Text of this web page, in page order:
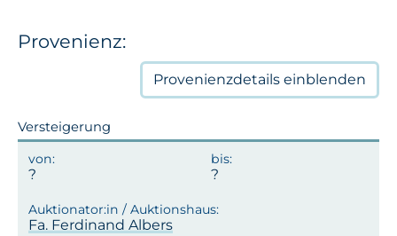
Provenienz:
Provenienzdetails einblenden
Versteigerung
Fa. Ferdinand Albers